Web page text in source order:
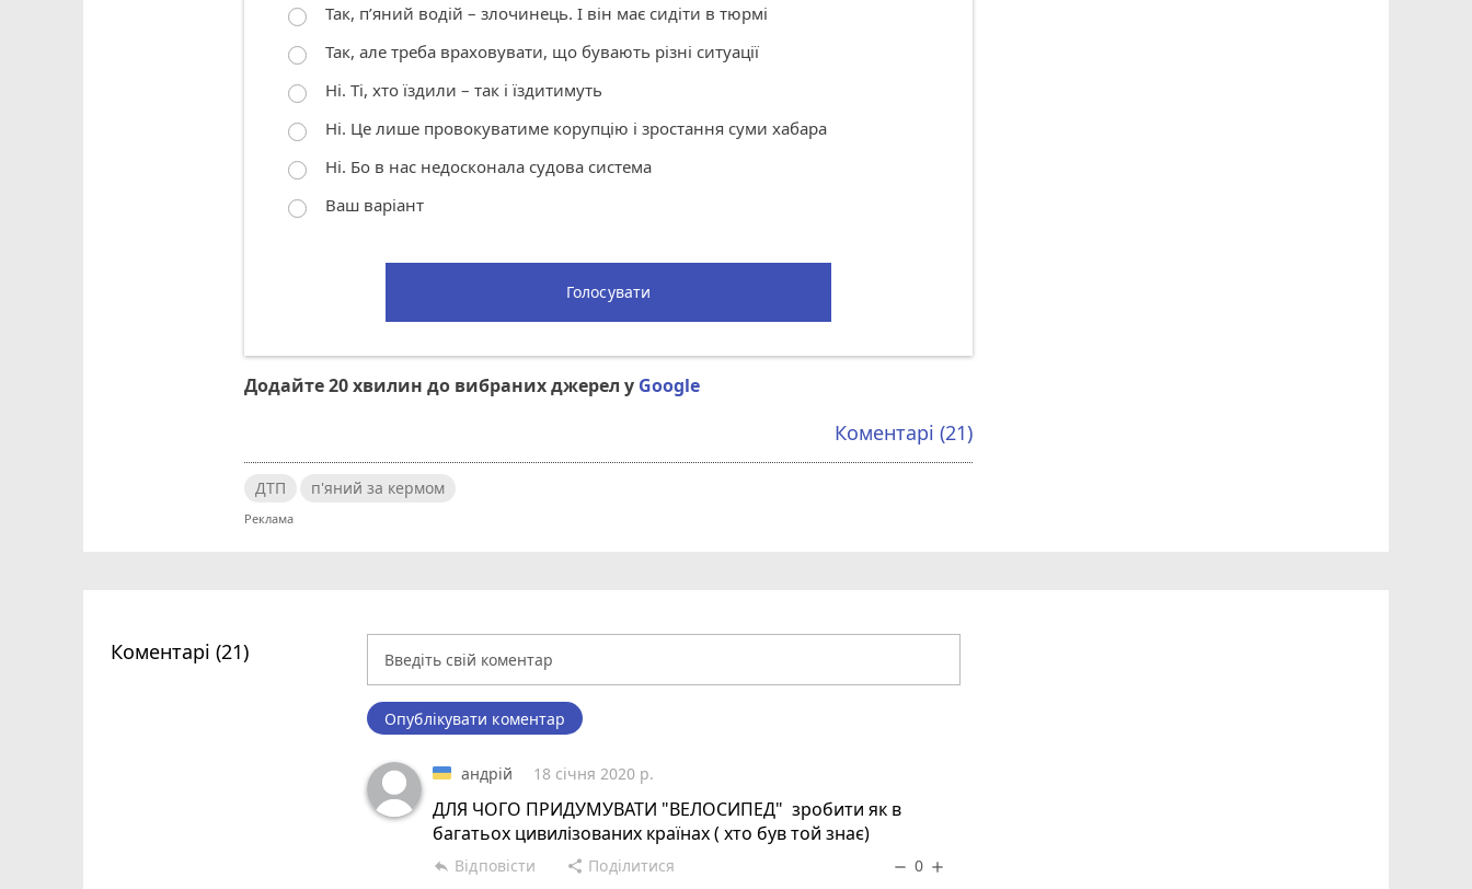
Так, п’яний водій – злочинець. І він має сидіти в тюрмі
Так, але треба враховувати, що бувають різні ситуації
Ні. Ті, хто їздили – так і їздитимуть
Ні. Це лише провокуватиме корупцію і зростання суми хабара
Ні. Бо в нас недосконала судова система
Ваш варіант
Голосувати
Додайте 20 хвилин до вибраних джерел у Google
Коментарі (21)
ДТП п'яний за кермом
Коментарі (21)
Опублікувати коментар
андрій 18 січня 2020 р.
ДЛЯ ЧОГО ПРИДУМУВАТИ "ВЕЛОСИПЕД" зробити як в
багатьох цивилізованих країнах ( хто був той знає)
reply Відповісти share Поділитися remove 0 add